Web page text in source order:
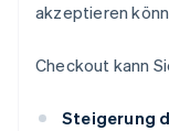
akzeptieren
Checkout kann
Steigerung